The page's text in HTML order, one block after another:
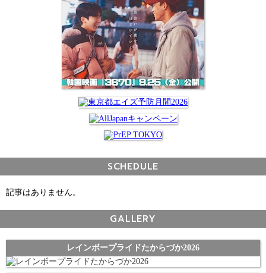
SCHEDULE
記事はありません。
GALLERY
レインボープライドたからづか2026